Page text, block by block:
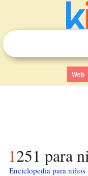
Web
1251 para
Enciclopedia para niños